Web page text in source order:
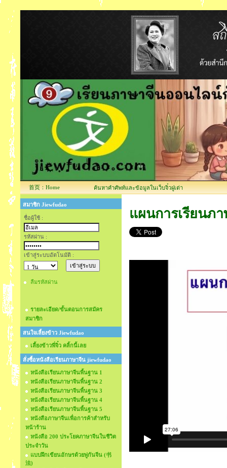
首页：Home ค้นหาคำศัพท์และข้อมูลในเว็บจิ๋วฝูเต่า
สมาชิก Jiewfudao
ชื่อผู้ใช้ :
รหัสผ่าน :
เข้าสู่ระบบอัตโนมัติ :
ลืมรหัสผ่าน
รายละเอียด/ขั้นตอนการสมัคร
สมาชิก
สนใจเลี้ยงข้าว Jiewfudao
เลี้ยงข้าวพี่จิ๋ว คลิ้กนี้เลย
สั่งซื้อหนังสือเรียนภาษาจีน jiewfudao
หนังสือเรียนภาษาจีนพื้นฐาน 1
หนังสือเรียนภาษาจีนพื้นฐาน 2
หนังสือเรียนภาษาจีนพื้นฐาน 3
หนังสือเรียนภาษาจีนพื้นฐาน 4
หนังสือเรียนภาษาจีนพื้นฐาน 5
หนังสือภาษาจีนเพื่อการค้าสำหรับ
หน้าร้าน
หนังสือ 200 ประโยคภาษาจีนในชีวิต
ประจำวัน
แบบฝึกเขียนอักษรด้วยพู่กันจีน (书
法)
แผนการเรียนภ